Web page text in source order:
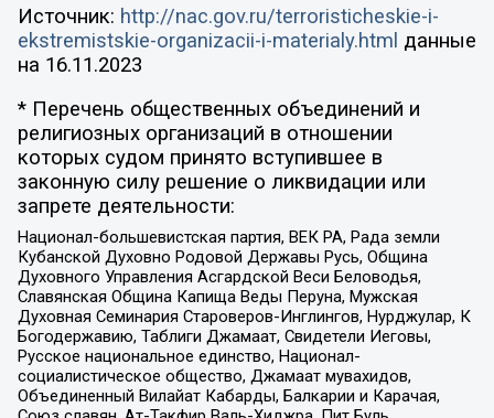
Источник: http://nac.gov.ru/terroristicheskie-i-
ekstremistskie-organizacii-i-materialy.html данные
на 16.11.2023
* Перечень общественных объединений и
религиозных организаций в отношении
которых судом принято вступившее в
законную силу решение о ликвидации или
запрете деятельности:
Национал-большевистская партия, ВЕК РА, Рада земли
Кубанской Духовно Родовой Державы Русь, Община
Духовного Управления Асгардской Веси Беловодья,
Славянская Община Капища Веды Перуна, Мужская
Духовная Семинария Староверов-Инглингов, Нурджулар, К
Богодержавию, Таблиги Джамаат, Свидетели Иеговы,
Русское национальное единство, Национал-
социалистическое общество, Джамаат мувахидов,
Объединенный Вилайат Кабарды, Балкарии и Карачая,